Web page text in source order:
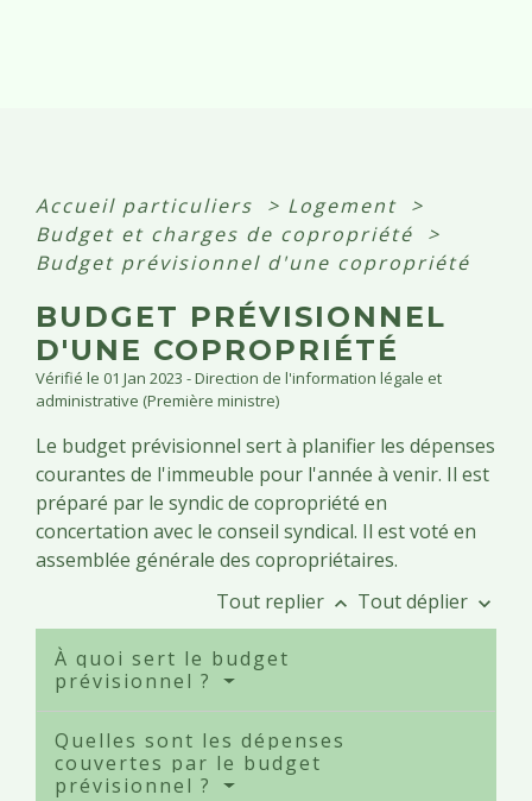
Accueil particuliers > Logement >
Budget et charges de copropriété
>
Budget prévisionnel d'une copropriété
BUDGET PRÉVISIONNEL
D'UNE COPROPRIÉTÉ
Vérifié le 01 Jan 2023 - Direction de l'information légale et
administrative (Première ministre)
Le budget prévisionnel sert à planifier les dépenses
courantes de l'immeuble pour l'année à venir. Il est
préparé par le syndic de copropriété en
concertation avec le conseil syndical. Il est voté en
assemblée générale des copropriétaires.
Tout replier keyboard_arrow_up Tout déplier keyboard_arrow_down
À quoi sert le budget
prévisionnel ?
Quelles sont les dépenses
couvertes par le budget
prévisionnel ?